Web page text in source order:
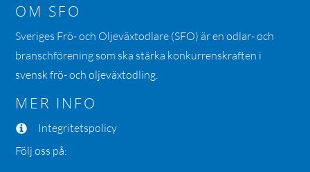
OM SFO
Sveriges Frö- och Oljeväxtodlare (SFO) är en odlar- och
branschförening som ska stärka konkurrenskraften i
svensk frö- och oljeväxtodling.
MER INFO
Integritetspolicy
Följ oss på: